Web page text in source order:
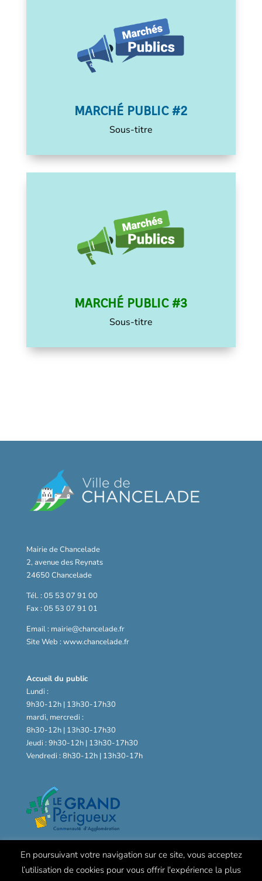
MARCHÉ PUBLIC #2
Sous-titre
MARCHÉ PUBLIC #3
Sous-titre
Mairie de Chancelade
2, avenue des Reynats
24650 Chancelade
Tél. : 05 53 07 91 00
Fax : 05 53 07 91 01
Email : mairie@chancelade.fr
Site Web : www.chancelade.fr
Accueil du public
Lundi :
9h30-12h | 13h30-17h30
mardi, mercredi :
8h30-12h | 13h30-17h30
Jeudi : 9h30-12h | 13h30-17h30
Vendredi : 8h30-12h | 13h30-17h
En poursuivant votre navigation sur ce site, vous acceptez
l’utilisation de cookies pour vous offrir l'expérience la plus